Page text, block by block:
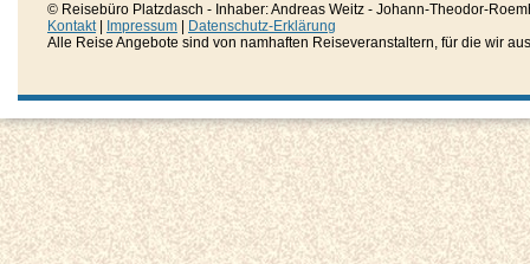
© Reisebüro Platzdasch - Inhaber: Andreas Weitz - Johann-Theodor-
Kontakt| Impressum
Datenschutz-Erklärung
Alle Reise Angebote sind von namhaften Reiseveranstaltern, für die wir